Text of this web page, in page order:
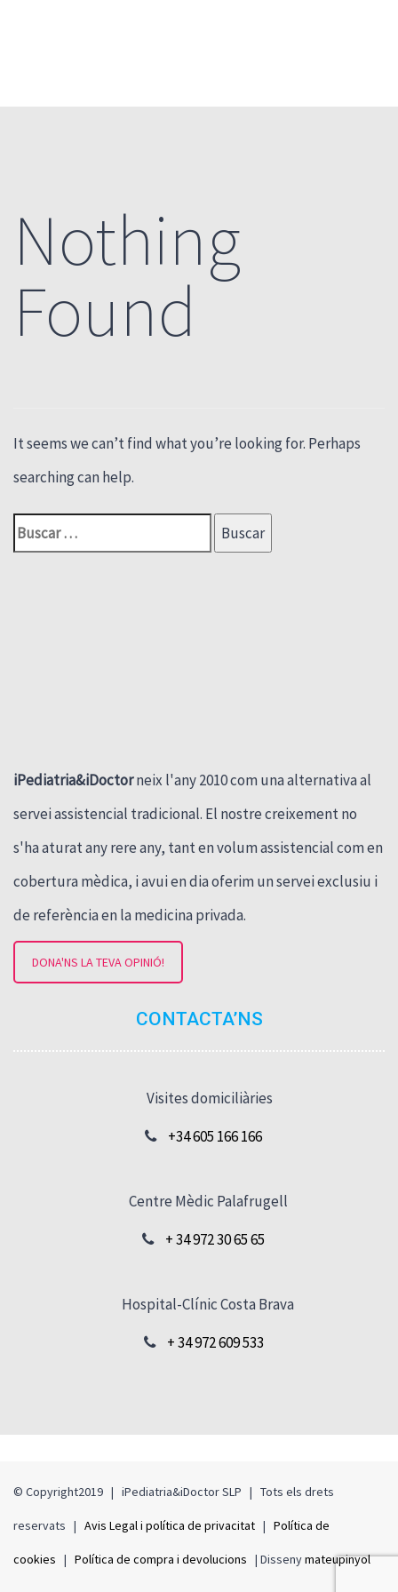
Nothing
Found
It seems we can’t find what you’re looking for. Perhaps
searching can help.
iPediatria&iDoctorneix l'any 2010 com una alternativa al
servei assistencial tradicional. El nostre creixement no
s'ha aturat any rere any, tant en volum assistencial com en
cobertura mèdica, i avui en dia oferim un servei exclusiu i
de referència en la medicina privada.
DONA'NS LA TEVA OPINIÓ!
CONTACTA’NS
Visites domiciliàries
+34 605 166 166
Centre Mèdic Palafrugell
+ 34 972 30 65 65
Hospital-Clínic Costa Brava
+ 34 972 609 533
© Copyright2019 | iPediatria&iDoctor SLP | Tots els drets
reservats | Avis Legal i política de privacitat | Política de
cookies | Política de compra i devolucions | Dissenymateupinyol